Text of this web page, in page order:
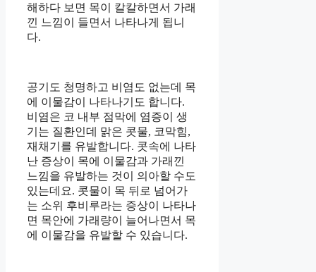
해하다 보면 목이 칼칼하면서 가래
낀 느낌이 들면서 나타나게 됩니
다.
공기도 청명하고 비염도 없는데 목
에 이물감이 나타나기도 합니다.
비염은 코 내부 점막에 염증이 생
기는 질환인데 맑은 콧물, 코막힘,
재채기를 유발합니다. 콧속에 나타
난 증상이 목에 이물감과 가래낀
느낌을 유발하는 것이 의아할 수도
있는데요. 콧물이 목 뒤로 넘어가
는 소위 후비루라는 증상이 나타나
면 목안에 가래량이 늘어나면서 목
에 이물감을 유발할 수 있습니다.